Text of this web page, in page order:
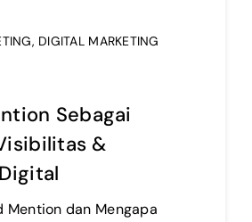
, DIGITAL MARKETING
Sebagai
&
Mention dan Mengapa